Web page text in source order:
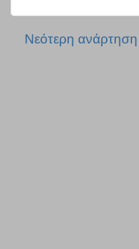
Νεότερη ανάρτηση